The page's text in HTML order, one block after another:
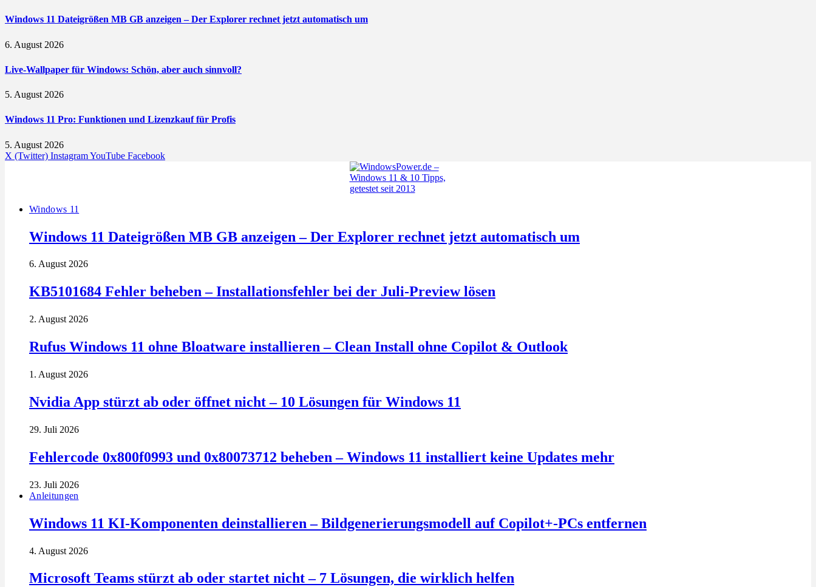
Windows 11 Dateigrößen MB GB anzeigen – Der Explorer rechnet jetzt automatisch um
6. August 2026
Live-Wallpaper für Windows: Schön, aber auch sinnvoll?
5. August 2026
Windows 11 Pro: Funktionen und Lizenzkauf für Profis
5. August 2026
X (Twitter) InstagramYouTube Facebook
Windows 11
Windows 11 Dateigrößen MB GB anzeigen – Der Explorer rechnet jetzt automatisch um
6. August 2026
KB5101684 Fehler beheben – Installationsfehler bei der Juli-Preview lösen
2. August 2026
Rufus Windows 11 ohne Bloatware installieren – Clean Install ohne Copilot & Outlook
1. August 2026
Nvidia App stürzt ab oder öffnet nicht – 10 Lösungen für Windows 11
29. Juli 2026
Fehlercode 0x800f0993 und 0x80073712 beheben – Windows 11 installiert keine Updates mehr
23. Juli 2026
Anleitungen
Windows 11 KI-Komponenten deinstallieren – Bildgenerierungsmodell auf Copilot+-PCs entfernen
4. August 2026
Microsoft Teams stürzt ab oder startet nicht – 7 Lösungen, die wirklich helfen